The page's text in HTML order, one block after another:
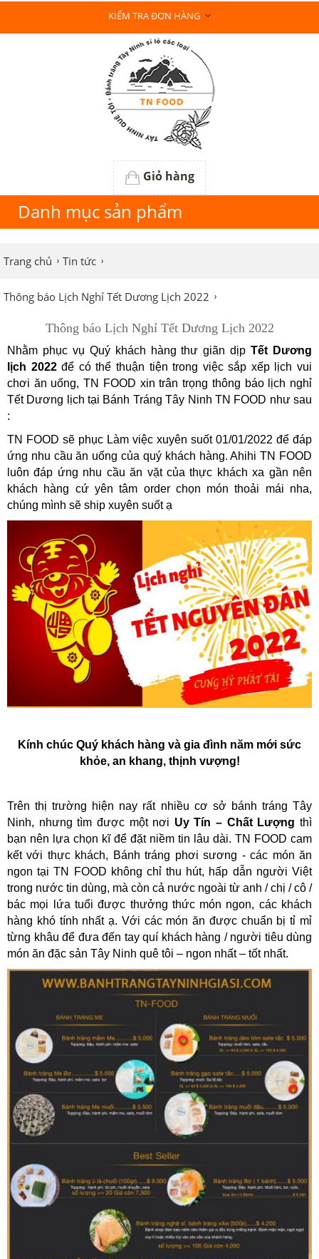
KIỂM TRA ĐƠN HÀNG
Giỏ hàng
Danh mục sản phẩm
Trang chủ Tin tức
Thông báo Lịch Nghỉ Tết Dương Lịch 2022
Thông báo Lịch Nghỉ Tết Dương Lịch 2022
Nhằm phục vụ Quý khách hàng thư giãn dịpTết Dương
lịch 2022để có thể thuận tiện trong việc sắp xếp lịch vui
chơi ăn uống, TN FOOD xin trân trọng thông báo lịch nghỉ
Tết Dương lịch tại Bánh Tráng Tây Ninh TN FOOD như sau
:
TN FOOD sẽ phục Làm việc xuyên suốt 01/01/2022 để đáp
ứng nhu cầu ăn uống của quý khách hàng. Ahihi TN FOOD
luôn đáp ứng nhu cầu ăn vặt của thực khách xa gần nên
khách hàng cứ yên tâm order chọn món thoải mái nha,
chúng mình sẽ ship xuyên suốt ạ
Kính chúc Quý khách hàng và gia đình năm mới sức
khỏe, an khang, thịnh vượng!
Trên thị trường hiện nay rất nhiều cơ sở bánh tráng Tây
Ninh, nhưng tìm được một nơi Uy Tín – Chất Lượng thì
bạn nên lựa chọn kĩ để đặt niềm tin lâu dài. TN FOOD cam
kết với thực khách, Bánh tráng phơi sương - các món ăn
ngon tại TN FOOD không chỉ thu hút, hấp dẫn người Việt
trong nước tin dùng, mà còn cả nước ngoài từ anh / chị / cô /
bác mọi lứa tuổi được thưởng thức món ngon, các khách
hàng khó tính nhất ạ. Với các món ăn được chuẩn bị tỉ mỉ
từng khâu để đưa đến tay quí khách hàng / người tiêu dùng
món ăn đặc sản Tây Ninh quê tôi – ngon nhất – tốt nhất.